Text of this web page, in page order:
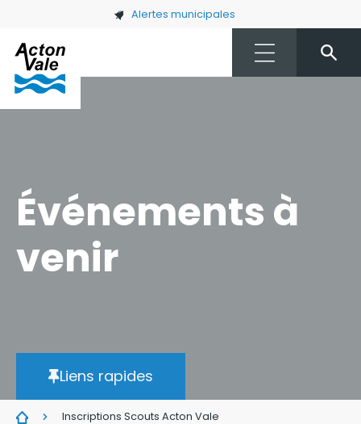
Skip to main content Alertes municipales
Événements à
venir
Liens rapides
Inscriptions Scouts Acton Vale